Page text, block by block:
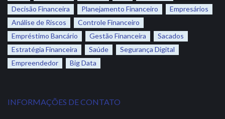
Decisão Financeira
Planejamento Financeiro
Empresários
Análise de Riscos
Controle Financeiro
Empréstimo Bancário
Gestão Financeira
Sacados
Estratégia Financeira
Saúde
Segurança Digital
Empreendedor
Big Data
INFORMAÇÕES DE CONTATO